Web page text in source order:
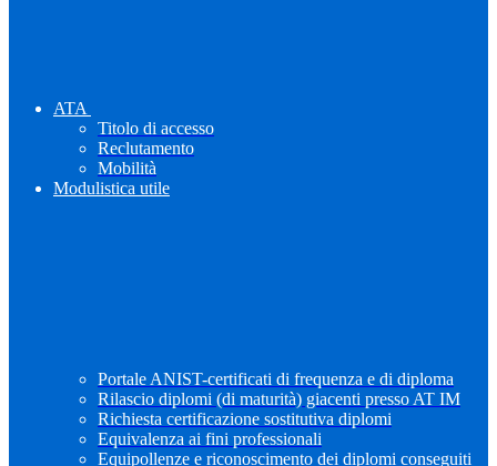
ATA
Titolo di accesso
Reclutamento
Mobilità
Modulistica utile
Portale ANIST-certificati di frequenza e di diploma
Rilascio diplomi (di maturità) giacenti presso AT IM
Richiesta certificazione sostitutiva diplomi
Equivalenza ai fini professionali
Equipollenze e riconoscimento dei diplomi conseguiti